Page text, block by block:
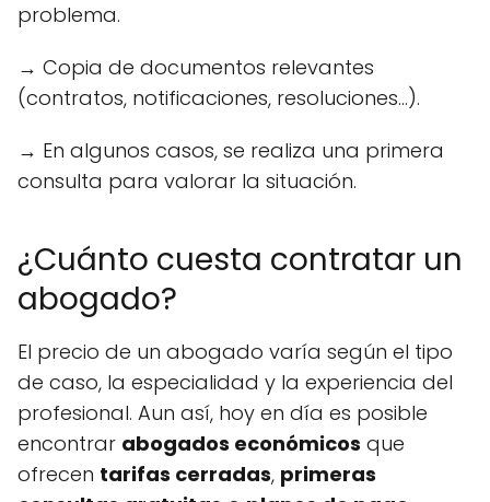
problema.
→ Copia de documentos relevantes
(contratos, notificaciones, resoluciones...).
→ En algunos casos, se realiza una primera
consulta para valorar la situación.
¿Cuánto cuesta contratar un
abogado?
El precio de un abogado varía según el tipo
de caso, la especialidad y la experiencia del
profesional. Aun así, hoy en día es posible
encontrar abogados económicos que
ofrecen tarifas cerradas, primeras